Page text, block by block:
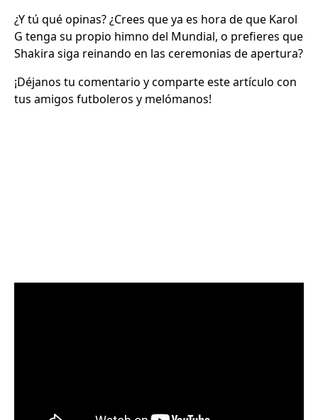
¿Y tú qué opinas? ¿Crees que ya es hora de que Karol
G tenga su propio himno del Mundial, o prefieres que
Shakira siga reinando en las ceremonias de apertura?
¡Déjanos tu comentario y comparte este artículo con
tus amigos futboleros y melómanos!